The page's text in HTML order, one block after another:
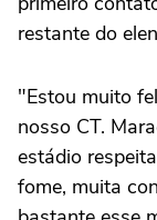
restante do
"Estou muito
nosso CT.
estádio
fome, muita